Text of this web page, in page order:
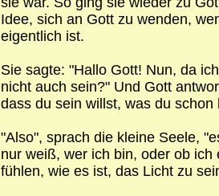
Idee, sich an Gott zu wenden,
eigentlich ist.
Sie sagte: "Hallo Gott! Nun, da
nicht auch sein?" Und Gott
dass du sein willst, was du schon
"Also", sprach die kleine Seele,
nur weiß, wer ich bin, oder ob
fühlen, wie es ist, das Licht zu